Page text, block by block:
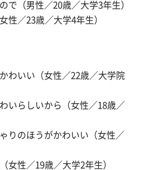
で（男性／20歳／大学3年生）
性／23歳／大学4年生）
わいい（女性／22歳／大学院
いらしいから（女性／18歳／
りのほうがかわいい（女性／
女性／19歳／大学2年生）